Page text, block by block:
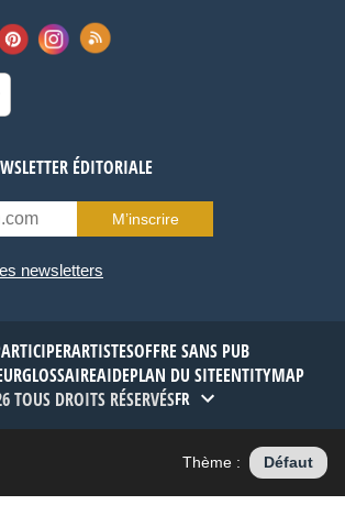
ÉDITORIALE
M’inscrire
newsletters
ARTISTESOFFRE SANS PUB
GLOSSAIREAIDEPLAN DU SITEENTITYMAP
DROITS RÉSERVÉSFR
Thème : Défaut